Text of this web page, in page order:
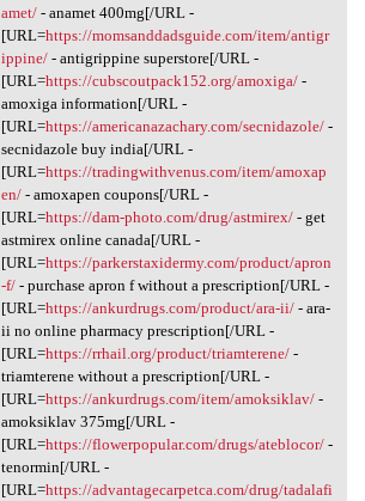
amet/- anamet 400mg[/URL -
[URL=https://momsanddadsguide.com/item/antigr
ippine/- antigrippine superstore[/URL -
[URL=https://cubscoutpack152.org/amoxiga/-
amoxiga information[/URL -
[URL=https://americanazachary.com/secnidazole/-
secnidazole buy india[/URL -
[URL=https://tradingwithvenus.com/item/amoxap
en/- amoxapen coupons[/URL -
[URL=https://dam-photo.com/drug/astmirex/- get
astmirex online canada[/URL -
[URL=https://parkerstaxidermy.com/product/apron
-f/- purchase apron f without a prescription[/URL -
[URL=https://ankurdrugs.com/product/ara-ii/- ara-
ii no online pharmacy prescription[/URL -
[URL=https://rrhail.org/product/triamterene/-
triamterene without a prescription[/URL -
[URL=https://ankurdrugs.com/item/amoksiklav/-
amoksiklav 375mg[/URL -
[URL=https://flowerpopular.com/drugs/ateblocor/-
tenormin[/URL -
[URL=https://advantagecarpetca.com/drug/tadalafi